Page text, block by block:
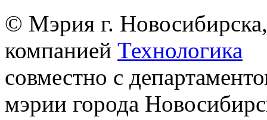
© Мэрия г.
компанией Технологика
совместно с
мэрии города